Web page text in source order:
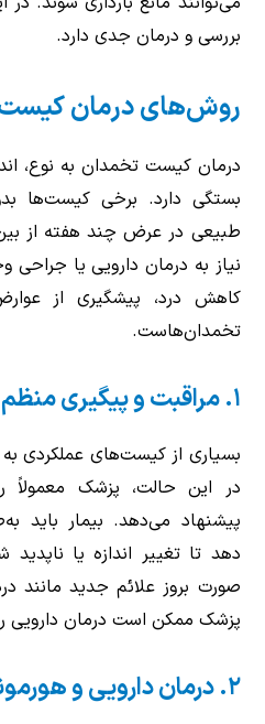
بررسی و درمان جدی دارد.
روش‌های درمان
درمان کیست تخمدان به نوع،
بستگی دارد. برخی کیست‌ها
طبیعی در عرض چند هفته از بین
نیاز به درمان دارویی یا
کاهش درد، پیشگیری از
تخمدان‌هاست.
۱. مراقبت و پیگیری منظم
بسیاری از کیست‌های عملکردی
در این حالت، پزشک معمولاً
پیشنهاد می‌دهد. بیمار باید
دهد تا تغییر اندازه یا
صورت بروز علائم جدید مانند
پزشک ممکن است درمان دارویی
۲. درمان دارویی و هورمونی